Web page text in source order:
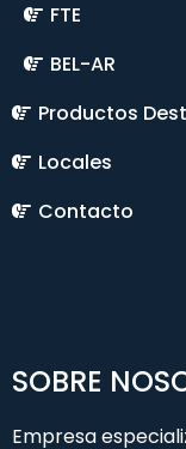
FTE
BEL-AR
Productos
Locales
Contacto
SOBRE
Empresa